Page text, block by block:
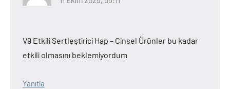
V9 Etkili Sertleştirici Hap – Cinsel Ürünler bu kadar
etkili olmasını beklemiyordum
Yanıtla